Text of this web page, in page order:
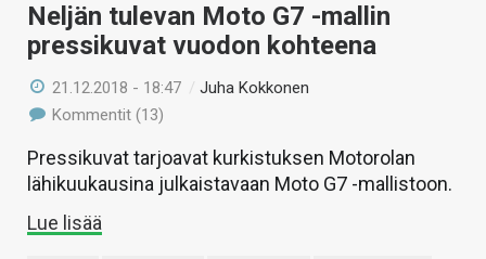
Neljän tulevan Moto G7 -mallin
pressikuvat vuodon kohteena
21.12.2018 - 18:47 /Juha Kokkonen
Kommentit (13)
Pressikuvat tarjoavat kurkistuksen Motorolan
lähikuukausina julkaistavaan Moto G7 -mallistoon.
Lue lisää